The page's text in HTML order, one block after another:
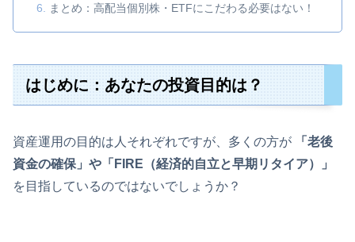
まとめ：高配当個別株・ETFにこだわる必要はない！
はじめに：あなたの投資目的は？
資産運用の目的は人それぞれですが、多くの方が
「老後
資金の確保」や「FIRE（経済的自立と早期リタイア）」
を目指しているのではないでしょうか？